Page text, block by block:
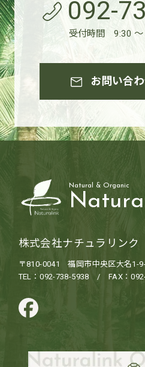
092-
受付時間 9:30 ～
お問い合
Natural & Organic
株式会社ナチュラリンク
〒810-0041 福岡市中央区大名1-
TEL：092-738-5938 / FAX：